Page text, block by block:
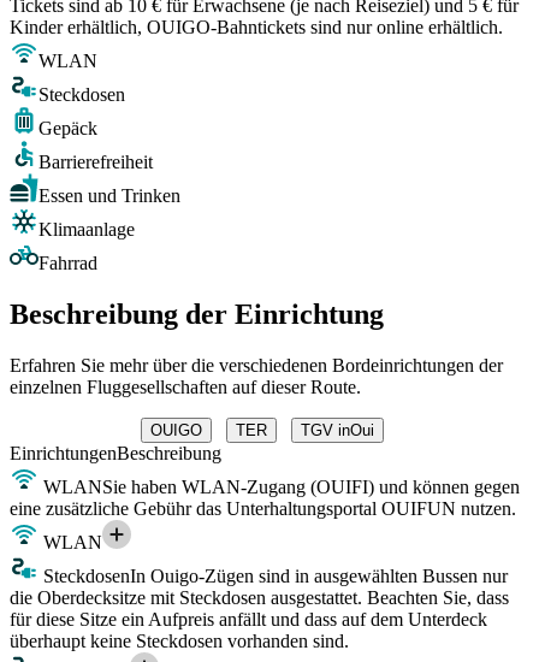
Tickets sind ab 10 € für Erwachsene (je nach Reiseziel) und 5 € für
Kinder erhältlich, OUIGO-Bahntickets sind nur online erhältlich.
WLAN
Steckdosen
Gepäck
Barrierefreiheit
Essen und Trinken
Klimaanlage
Fahrrad
Beschreibung der Einrichtung
Erfahren Sie mehr über die verschiedenen Bordeinrichtungen der
einzelnen Fluggesellschaften auf dieser Route.
OUIGO TER TGV inOui
EinrichtungenBeschreibung
WLANSie haben WLAN-Zugang (OUIFI) und können gegen
eine zusätzliche Gebühr das Unterhaltungsportal OUIFUN nutzen.
WLAN
SteckdosenIn Ouigo-Zügen sind in ausgewählten Bussen nur
die Oberdecksitze mit Steckdosen ausgestattet. Beachten Sie, dass
für diese Sitze ein Aufpreis anfällt und dass auf dem Unterdeck
überhaupt keine Steckdosen vorhanden sind.